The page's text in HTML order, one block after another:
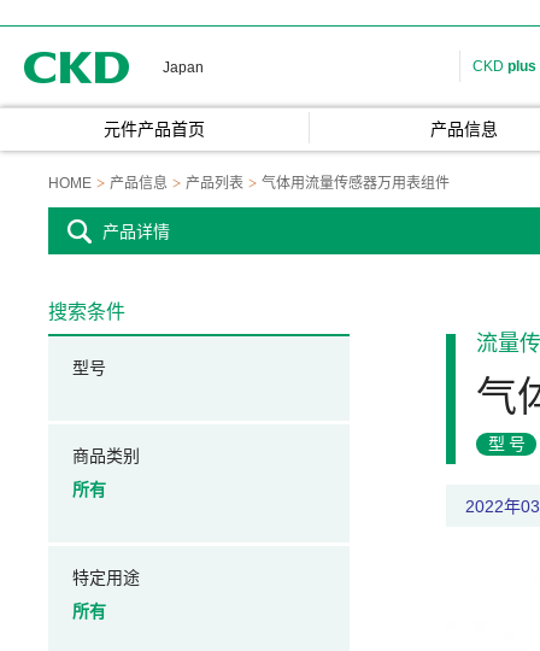
Japan CKD plus
元件产品首页 产品信息
HOME 产品信息 产品列表 气体用流量传感器万用表组件
产品详情
流量
气
型号
2022年
搜索条件
型号
商品类别
所有
特定用途
所有